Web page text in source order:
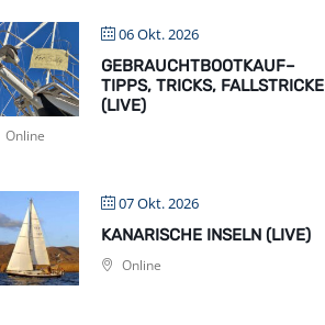
06 Okt. 2026
GEBRAUCHTBOOTKAUF–
TIPPS, TRICKS, FALLSTRICKE
(LIVE)
Online
07 Okt. 2026
KANARISCHE INSELN (LIVE)
Online